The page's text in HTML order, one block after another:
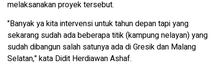
melaksanakan proyek tersebut.
"Banyak ya kita intervensi untuk tahun depan tapi yang
sekarang sudah ada beberapa titik (kampung nelayan) yang
sudah dibangun salah satunya ada di Gresik dan Malang
Selatan," kata Didit Herdiawan Ashaf.